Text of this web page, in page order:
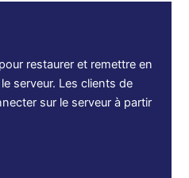
restaurer et remettre en
serveur. Les clients de
sur le serveur à partir